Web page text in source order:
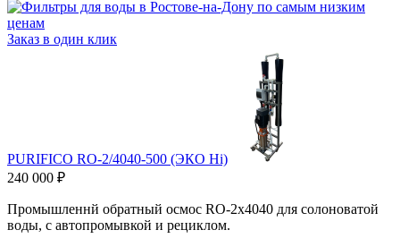
Заказ в один клик
PURIFICO RO-2/4040-500 (ЭКО Hi)
240 000 ₽
Промышленнй обратный осмос RO-2х4040 для солоноватой
воды, с автопромывкой и рециклом.